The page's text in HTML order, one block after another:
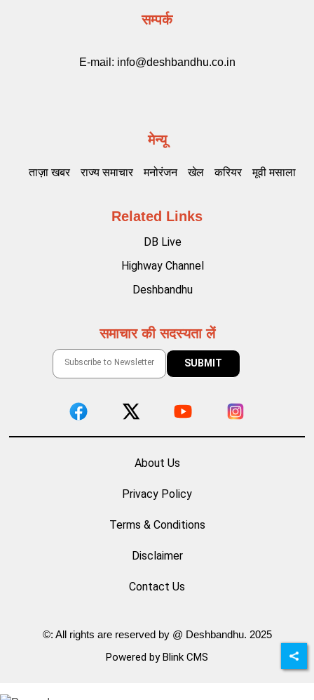
सम्पर्क
E-mail: info@deshbandhu.co.in
मेन्यू
ताज़ा खबर राज्य समाचार मनोरंजन खेल करियर मूवी मसाला
Related Links
DB Live
Highway Channel
Deshbandhu
समाचार की सदस्यता लें
About Us
Privacy Policy
Terms & Conditions
Disclaimer
Contact Us
©: All rights are reserved by @ Deshbandhu. 2025
Powered by Blink CMS